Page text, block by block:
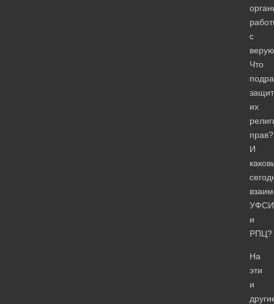
с
Что
их
прав?
И
и
РПЦ?
На
эти
и